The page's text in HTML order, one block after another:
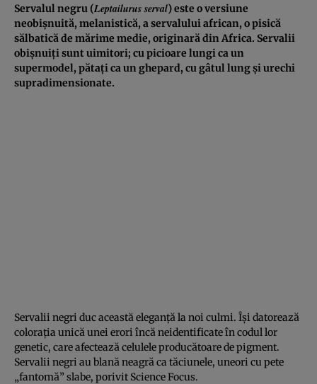
Servalul negru (Leptailurus serval) este o versiune
neobișnuită, melanistică, a servalului african, o pisică
sălbatică de mărime medie, originară din Africa. Servalii
obișnuiți sunt uimitori; cu picioare lungi ca un
supermodel, pătați ca un ghepard, cu gâtul lung și urechi
supradimensionate.
Servalii negri duc această eleganță la noi culmi. Își datorează
colorația unică unei erori încă neidentificate în codul lor
genetic, care afectează celulele producătoare de pigment.
Servalii negri au blană neagră ca tăciunele, uneori cu pete
„fantomă” slabe, porivit Science Focus.